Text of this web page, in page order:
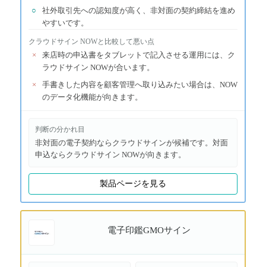
○
社外取引先への認知度が高く、非対面の契約締結を進め
やすいです。
クラウドサイン NOWと比較して悪い点
×
来店時の申込書をタブレットで記入させる運用には、ク
ラウドサイン NOWが合います。
×
手書きした内容を顧客管理へ取り込みたい場合は、NOW
のデータ化機能が向きます。
判断の分かれ目
非対面の電子契約ならクラウドサインが候補です。対面
申込ならクラウドサイン NOWが向きます。
製品ページを見る
電子印鑑GMOサイン